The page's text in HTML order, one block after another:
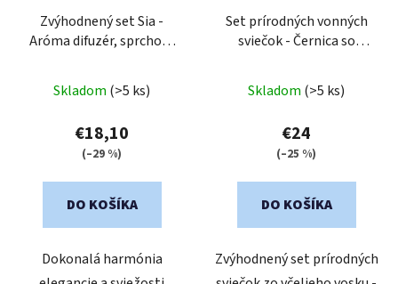
Zvýhodnený set Sia -
Aróma difuzér, sprchový
Skladom (>5 ks)
€18,10
(–29 %)
DO KOŠÍKA
Dokonalá harmónia
Set prírodných vonných
sviečok - Černica so
slivka
Skladom (>5 ks)
€24
(–25 %)
DO KOŠÍKA
Zvýhodnený set prírodných